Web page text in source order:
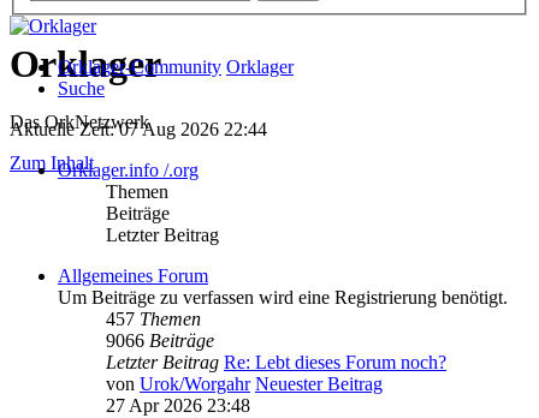
Orklager
Das OrkNetzwerk
Zum Inhalt
Orklager-Community Orklager
Suche
Aktuelle Zeit: 07 Aug 2026 22:44
Orklager.info /.org
Themen
Beiträge
Letzter Beitrag
Allgemeines Forum
Um Beiträge zu verfassen wird eine Registrierung benötigt.
457 Themen
9066 Beiträge
Letzter Beitrag Re: Lebt dieses Forum noch?
von Urok/Worgahr Neuester Beitrag
27 Apr 2026 23:48